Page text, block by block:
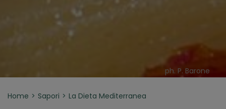
ph. P. Barone
Home Sapori La Dieta Mediterranea